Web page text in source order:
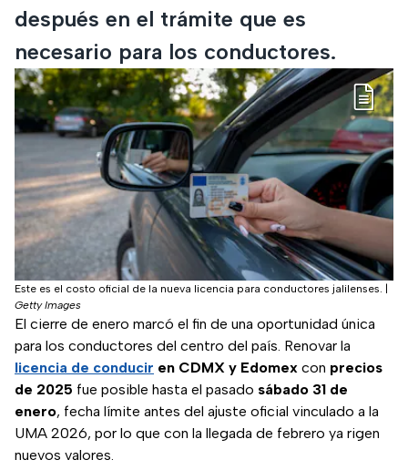
después en el trámite que es
necesario para los conductores.
Este es el costo oficial de la nueva licencia para conductores jalilenses.
Getty Images
El cierre de enero marcó el fin de una oportunidad única
para los conductores del centro del país. Renovar la
licencia de conducir en CDMX y Edomex con precios
de 2025 fue posible hasta el pasado sábado 31 de
enero, fecha límite antes del ajuste oficial vinculado a la
UMA 2026, por lo que con la llegada de febrero ya rigen
nuevos valores.